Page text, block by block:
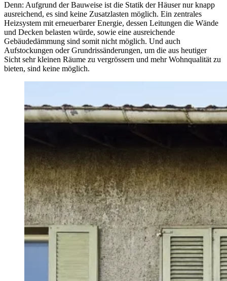
Denn: Aufgrund der Bauweise ist die Statik der Häuser nur knapp
ausreichend, es sind keine Zusatzlasten möglich. Ein zentrales
Heizsystem mit erneuerbarer Energie, dessen Leitungen die Wände
und Decken belasten würde, sowie eine ausreichende
Gebäudedämmung sind somit nicht möglich. Und auch
Aufstockungen oder Grundrissänderungen, um die aus heutiger
Sicht sehr kleinen Räume zu vergrössern und mehr Wohnqualität zu
bieten, sind keine möglich.